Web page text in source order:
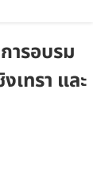
ารอบรม
เทรา และ